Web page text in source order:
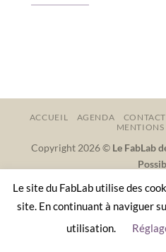
ACCUEIL AGENDA CONTACT
MENTIONS
Copyright 2026 © Le FabLab
Le site du FabLab utilise des
site. En continuant à naviguer
utilisation.